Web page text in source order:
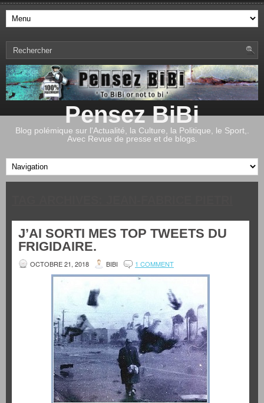
Pensez BiBi
Blog polémique sur l'Actualité, la Culture, la Politique, le Sport,.
Avec Revue de presse et de blogs.
J’AI SORTI MES TOP TWEETS DU
FRIGIDAIRE.
OCTOBRE 21, 2018 BIBI 1 COMMENT